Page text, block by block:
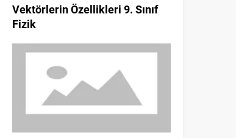
Olayların Olasılığı (Deneysel ve
Teorik Olasılık) 9. Sınıf Matematik
Vektörlerin Özellikleri 9. Sınıf
Fizik